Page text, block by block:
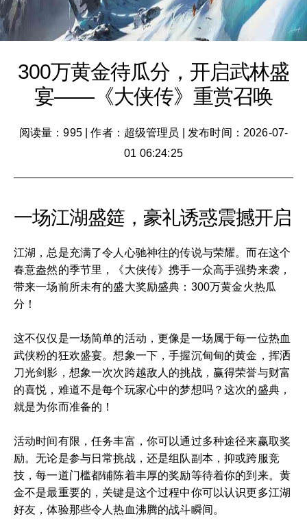
300万黄金待瓜分，开启武林盛
宴——《大侠传》重赏召唤
阅读量：995|作者：超级管理员
发布时间：2026-07-
01 06:24:25
一场江湖盛筵，豪礼诱惑震撼开启
江湖，总是充满了令人心驰神往的传说与荣耀。而在这个
春意盎然的季节里，《大侠传》携手一众高手强势来袭，
带来一场前所未有的盛大奖励盛典：300万黄金火热瓜
分！
这不仅仅是一场简单的活动，更像是一场属于每一位热血
武侠粉的狂欢盛宴。想象一下，手握沉甸甸的黄金，挥洒
刀光剑影，想象一次次跨越敌人的挑战，赢得荣誉与财富
的喜悦，难道不是每个玩家心中的梦想吗？这次的盛典，
就是为你而准备的！
活动时间有限，任务丰富，你可以通过多种途径来赢取奖
励。无论是参与日常挑战，还是组队副本，抑或跨服竞
技，每一道门槛都铺陈着丰厚的奖励等待着你的到来。黄
金不是最重要的，关键是这个过程中你可以认识更多江湖
好友，体验那些令人热血沸腾的战斗瞬间。